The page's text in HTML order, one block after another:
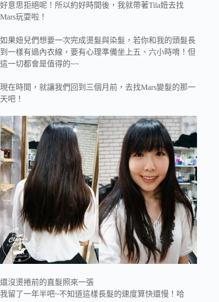
好意思拒絕呢！所以約好時間後，我就帶著Tila妞去找
Mars玩耍啦！
如果妞兒們想要一次完成燙髮與染髮，若你和我的頭髮長
到一樣有過內衣線，要有心理準備坐上五、六小時唷！但
這一切都會是值得的~~
現在時間，就讓我們回到三個月前，去找Mars變髮的那一
天吧！
還沒燙捲前的直髮照來一張
我留了一年半吧~不知道這樣長髮的速度算快還慢！哈